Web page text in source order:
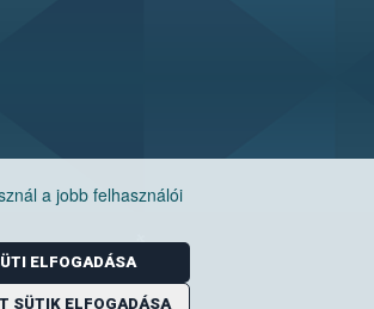
a jobb felhasználói
ELFOGADÁSA
SÜTIK ELFOGADÁSA